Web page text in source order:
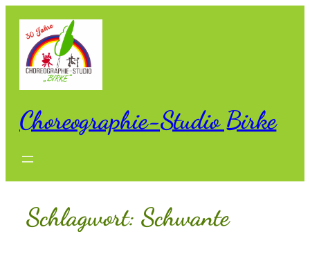
Inhalt
springen
Choreographie-Studio Birke
Schlagwort: Schwante